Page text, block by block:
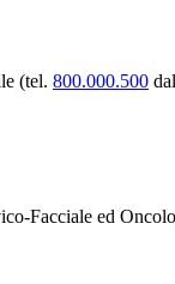
(tel. 800.000.500
Facciale ed